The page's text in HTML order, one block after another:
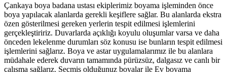
Çankaya boya badana ustası ekiplerimiz boyama işleminden önce
boya yapılacak alanlarda gerekli keşiflere sağlar. Bu alanlarda ekstra
özen gösterilmesi gereken yerlerin tespit edilmesi işlemlerini
gerçekleştiririz. Duvarlarda açıklığı koyulu oluşumlar varsa ve daha
önceden lekelenme durumları söz konusu ise bunların tespit edilmesi
işlemlerini sağlarız. Boya ve astar uygulamalarımız ile bu alanlara
müdahale ederek duvarın tamamında pürüzsüz, dalgasız ve canlı bir
çalışma sağlarız. Seçmiş olduğunuz boyalar ile Ev boyama